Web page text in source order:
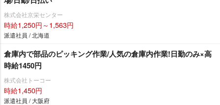
株式会社京栄センター
時給1,250円～1,563円
派遣社員 / 北海道
倉庫内で部品のピッキング作業/人気の倉庫内作業!日勤のみ×高
時給1450円
株式会社トーコー
時給1,450円
派遣社員 / 大阪府